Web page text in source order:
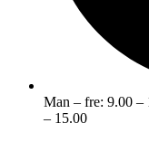
Man – fre: 9.00 –
– 15.00